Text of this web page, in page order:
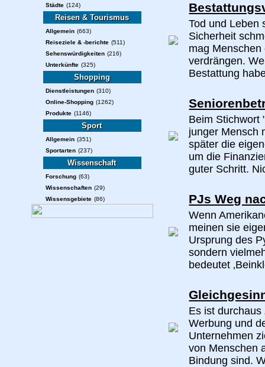
Städte (124)
Reisen & Tourismus
Allgemein (663)
Reiseziele & -berichte (511)
Sehenswürdigkeiten (216)
Unterkünfte (325)
Shopping
Dienstleistungen (310)
Online-Shopping (1262)
Produkte (1146)
Sport
Allgemein (351)
Sportarten (237)
Wissenschaft
Forschung (63)
Wissenschaften (29)
Wissensgebiete (86)
Tod und Leben
Sicherheit
mag
verdrängen.
Bestattung
Beim Stichwort
junger Mensch
später die
um die
guter Schritt.
PJs Weg
Wenn
meinen sie
Ursprung des
sondern
bedeutet
Es ist durchaus
Werbung und
Unternehmen
von Menschen
Bindung sind.